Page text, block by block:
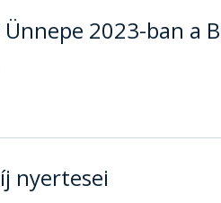
2023-ban a
nyertesei